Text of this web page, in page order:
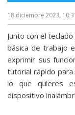
18 diciembre 2023,
Junto con el
básica de trabajo
exprimir sus
tutorial rápido
lo que quieres
dispositivo